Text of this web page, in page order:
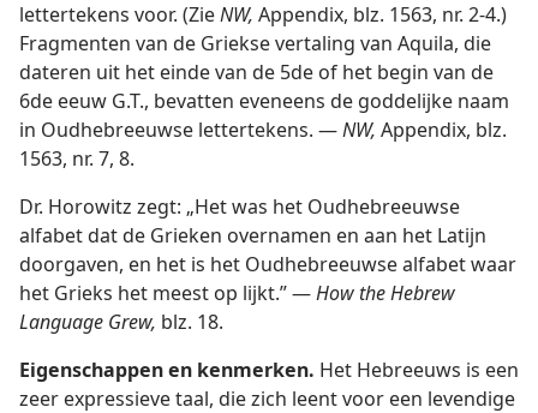
lettertekens voor. (ZieNW, Appendix, blz. 1563, nr. 2-4.)
Fragmenten van de Griekse vertaling van Aquila, die
dateren uit het einde van de 5de of het begin van de
6de eeuw G.T., bevatten eveneens de goddelijke naam
in Oudhebreeuwse lettertekens. —NW, Appendix, blz.
1563, nr. 7, 8.
Dr. Horowitz zegt: „Het was het Oudhebreeuwse
alfabet dat de Grieken overnamen en aan het Latijn
doorgaven, en het is het Oudhebreeuwse alfabet waar
het Grieks het meest op lijkt.” —How the Hebrew
Language Grew, blz. 18.
Eigenschappen en kenmerken. Het Hebreeuws is een
zeer expressieve taal, die zich leent voor een levendige